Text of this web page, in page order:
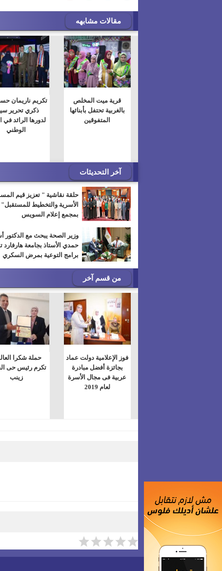
مقالات مشابهه
قرية ميت المخلص
بالغربية تحتفل بأبنائها
المتفوقين
تكريم ناريمان
ذكري تحرير
لدورها الرائد في
الوطني
آخر التحديثات
حلقة نقاشية " تعزيز قيم
الأسرية والتخطيط للمستقبل"
بمجمع إعلام السويس
وزير الصحة يبحث مع الدكتور
حمدي الأستاذ بجامعة هارفارد
برامج التوعية بمرض السكري
من قسم آخر
فوز الإعلامية دولت عماد
بجائزة أفضل مبادرة
عربية فى مجال الأسرة
لعام 2019
حملة شكرا
تكرم رئيس حى
زينب